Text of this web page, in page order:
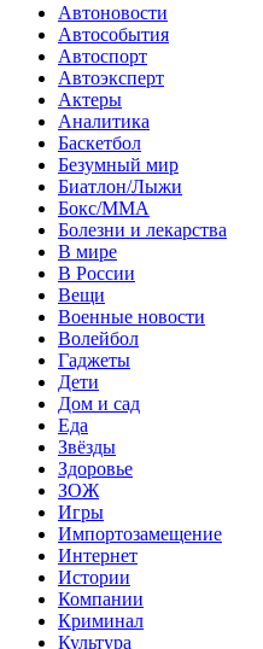
Автоновости
Автособытия
Автоспорт
Автоэксперт
Актеры
Аналитика
Баскетбол
Безумный мир
Биатлон/Лыжи
Бокс/MMA
Болезни и лекарства
В мире
В России
Вещи
Военные новости
Волейбол
Гаджеты
Дети
Дом и сад
Еда
Звёзды
Здоровье
ЗОЖ
Игры
Импортозамещение
Интернет
Истории
Компании
Криминал
Культура